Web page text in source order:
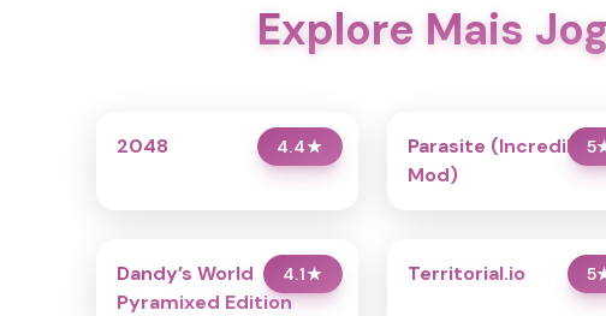
Explore Mais
4.4★
2048 5
Parasite (Incredibox
Mod)
4.1★
Dandy’s World
Pyramixed Edition
5
Territorial.io